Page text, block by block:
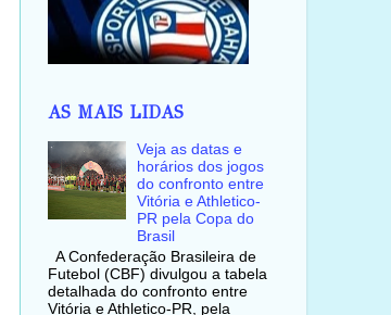
AS MAIS LIDAS
Veja as datas e
horários dos jogos
do confronto entre
Vitória e Athletico-
PR pela Copa do
Brasil
A Confederação Brasileira de
Futebol (CBF) divulgou a tabela
detalhada do confronto entre
Vitória e Athletico-PR, pela